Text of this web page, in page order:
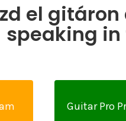
el
speaking
Guitar Pro